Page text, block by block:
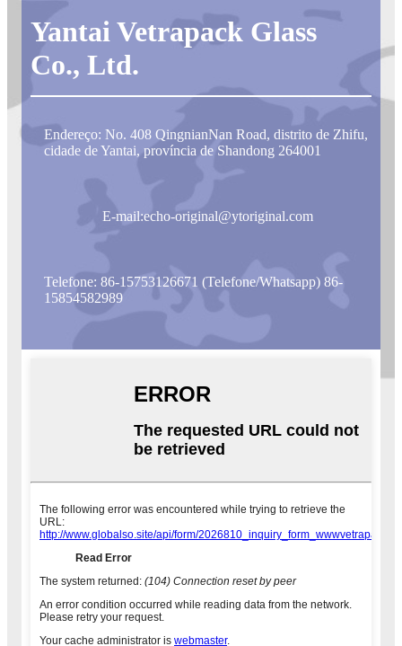
Yantai Vetrapack Glass
Co., Ltd.
Endereço: No. 408 QingnianNan Road, distrito de Zhifu,
cidade de Yantai, província de Shandong 264001
E-mail:echo-original@ytoriginal.com
Telefone: 86-15753126671 (Telefone/Whatsapp) 86-
15854582989